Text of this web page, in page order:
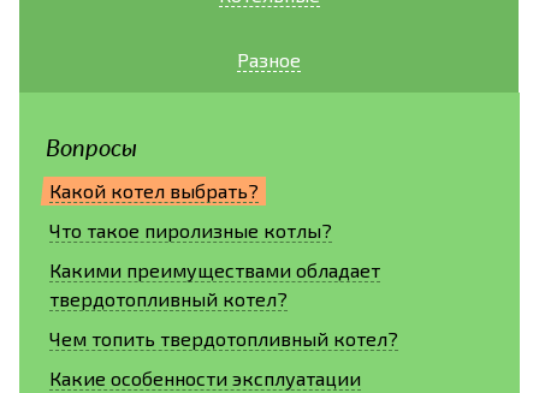
Разное
Вопросы
Какой котел выбрать?
Что такое пиролизные котлы?
Какими преимуществами обладает
твердотопливный котел?
Чем топить твердотопливный котел?
Какие особенности эксплуатации